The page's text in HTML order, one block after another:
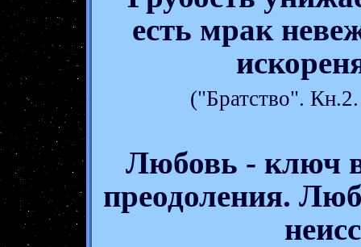
есть мрак
("Братство".
Любовь - ключ
преодоления.